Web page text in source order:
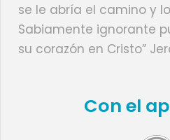
se le abría el camino y
Sabiamente ignorante
su corazón en Cristo”
Con el